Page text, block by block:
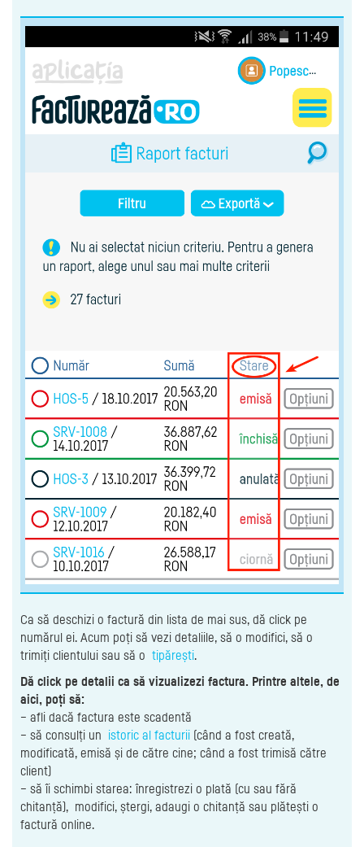
Ca să deschizi o factură din lista de mai sus, dă click pe
numărul ei. Acum poți să vezi detaliile, să o modifici, să o
trimiți clientului sau să o tipărești.
Dă click pe detalii ca să vizualizezi factura. Printre altele, de
aici, poți să:
– afli dacă factura este scadentă
– să consulți un istoric al facturii (când a fost creată,
modificată, emisă și de către cine; când a fost trimisă către
client)
– să îi schimbi starea: înregistrezi o plată (cu sau fără
chitanță), modifici, ștergi, adaugi o chitanță sau plătești o
factură online.